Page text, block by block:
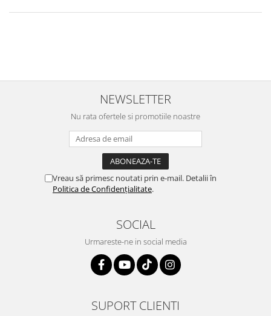
NEWSLETTER
Nu rata ofertele si promotiile noastre
Vreau să primesc noutati prin e-mail. Detalii în
Politica de Confidențialitate.
SOCIAL
Urmareste-ne in social media
SUPORT CLIENTI